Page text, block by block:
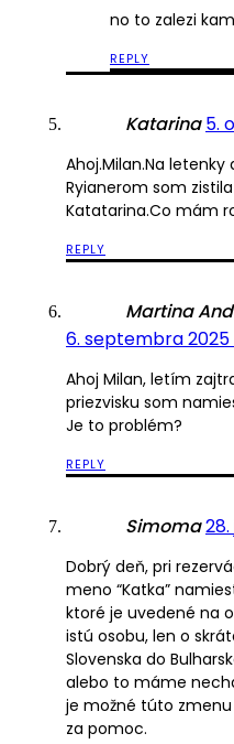
no to zalezi
REPLY
Katarina 5.
Ahoj.Milan.Na
Ryianerom som
Katatarina.Co mám
REPLY
Martina
6. septembra 2025
Ahoj Milan, letím
priezvisku som
Je to problém?
REPLY
Simoma
Dobrý deň, pri
meno “Katka”
ktoré je uvedené na
istú osobu, len o
Slovenska do
alebo to máme
je možné túto
za pomoc.